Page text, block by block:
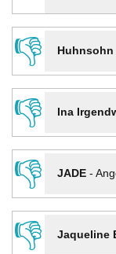
👎
Huhnsohn
👎
Ina
👎
JADE-
👎
Jaqueline